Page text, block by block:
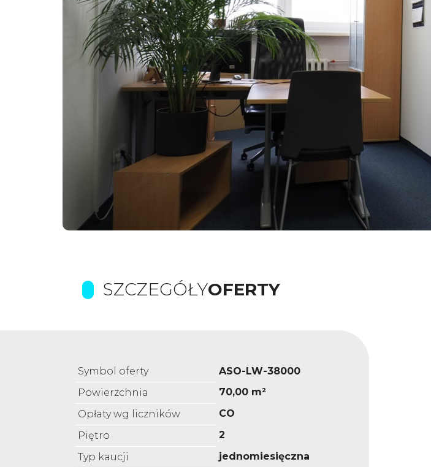
SZCZEGÓŁYOFERTY
Symbol oferty
ASO-LW-38000
Powierzchnia
70,00 m²
Opłaty wg liczników
CO
Piętro
2
Typ kaucji
jednomiesięczna